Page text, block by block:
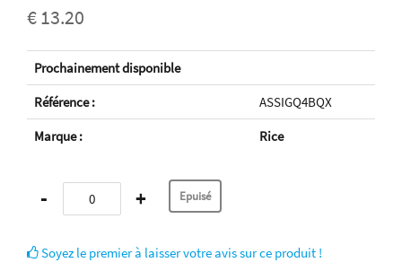
€ 13.20
Prochainement disponible
Référence :
ASSIGQ4BQX
Marque :
Rice
- +
Soyez le premier à laisser votre avis sur ce produit !